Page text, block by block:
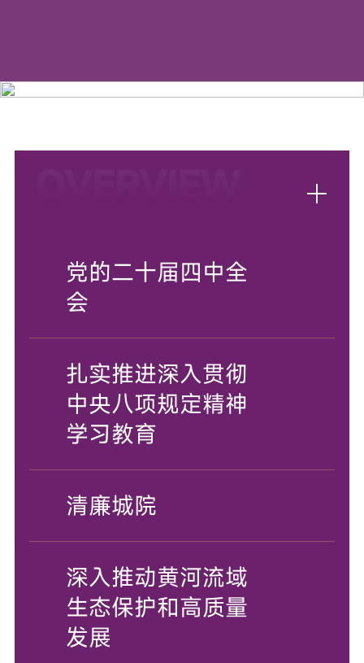
党的二十届四中全
会
扎实推进深入贯彻
中央八项规定精神
学习教育
清廉城院
深入推动黄河流域
生态保护和高质量
发展